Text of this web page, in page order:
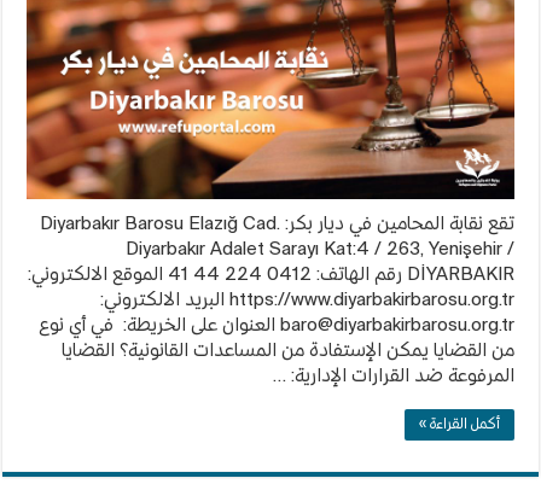
بكر
Diyarbakır
Barosu
مغلقة
تقع نقابة المحامين في ديار بكر: Diyarbakır Barosu Elazığ Cad.
Diyarbakır Adalet Sarayı Kat:4 / 263, Yenişehir /
DİYARBAKIR رقم الهاتف: 0412 224 44 41 الموقع الالكتروني:
https://www.diyarbakirbarosu.org.tr البريد الالكتروني:
baro@diyarbakirbarosu.org.tr
العنوان على الخريطة: في أي نوع
من القضايا يمكن الإستفادة من المساعدات القانونية؟ القضايا
المرفوعة ضد القرارات الإدارية: …
أكمل القراءة »